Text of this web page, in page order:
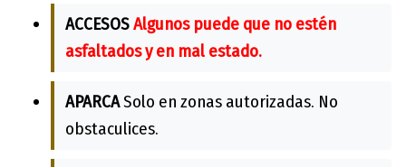
ACCESOSAlgunos puede que no estén
asfaltados y en mal estado.
APARCASolo en zonas autorizadas. No
obstaculices.